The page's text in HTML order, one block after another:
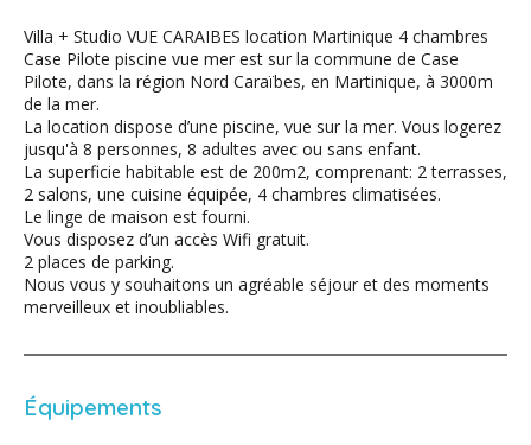
Villa + Studio VUE CARAIBES location Martinique 4 chambres
Case Pilote piscine vue mer est sur la commune de Case
Pilote, dans la région Nord Caraïbes, en Martinique, à 3000m
de la mer.
La location dispose d’une piscine, vue sur la mer. Vous logerez
jusqu'à 8 personnes, 8 adultes avec ou sans enfant.
La superficie habitable est de 200m2, comprenant: 2 terrasses,
2 salons, une cuisine équipée, 4 chambres climatisées.
Le linge de maison est fourni.
Vous disposez d’un accès Wifi gratuit.
2 places de parking.
Nous vous y souhaitons un agréable séjour et des moments
merveilleux et inoubliables.
Équipements